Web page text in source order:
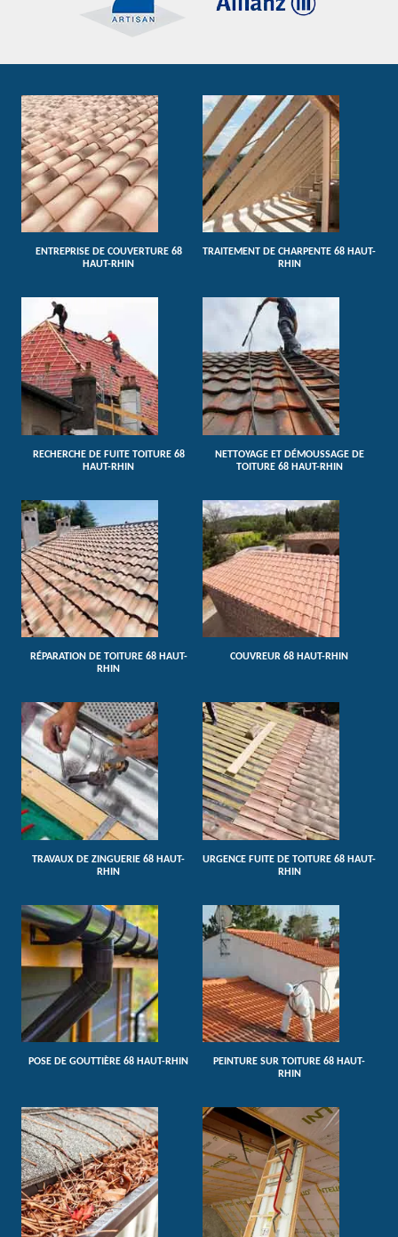
ENTREPRISE DE COUVERTURE 68
HAUT-RHIN
TRAITEMENT DE CHARPENTE 68 HAUT-
RHIN
RECHERCHE DE FUITE TOITURE 68
HAUT-RHIN
NETTOYAGE ET DÉMOUSSAGE DE
TOITURE 68 HAUT-RHIN
RÉPARATION DE TOITURE 68 HAUT-
RHIN
COUVREUR 68 HAUT-RHIN
TRAVAUX DE ZINGUERIE 68 HAUT-
RHIN
URGENCE FUITE DE TOITURE 68 HAUT-
RHIN
POSE DE GOUTTIÈRE 68 HAUT-RHIN
PEINTURE SUR TOITURE 68 HAUT-
RHIN